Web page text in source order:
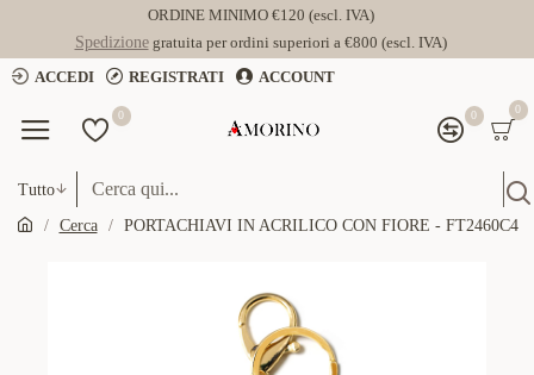
ORDINE MINIMO €120 (escl. IVA)
Spedizionegratuita per ordini superiori a €800 (escl. IVA)
ACCEDI
REGISTRATI ACCOUNT
0 0 0
Tutto
Cerca PORTACHIAVI IN ACRILICO CON FIORE - FT2460C4